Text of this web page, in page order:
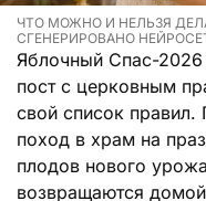
ЧТО МОЖНО И НЕЛЬЗЯ
СГЕНЕРИРОВАНО
Яблочный Спас-2026
пост с церковным
свой список правил.
поход в храм на
плодов нового
возвращаются